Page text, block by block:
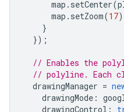
"placeId":
{
"placeId":
},
{
"location" : {
map . setCenter(
map . setZoom(17
}
});
// Enables the
// polyline. Each
drawingManager =
drawingMode :
drawingControl :